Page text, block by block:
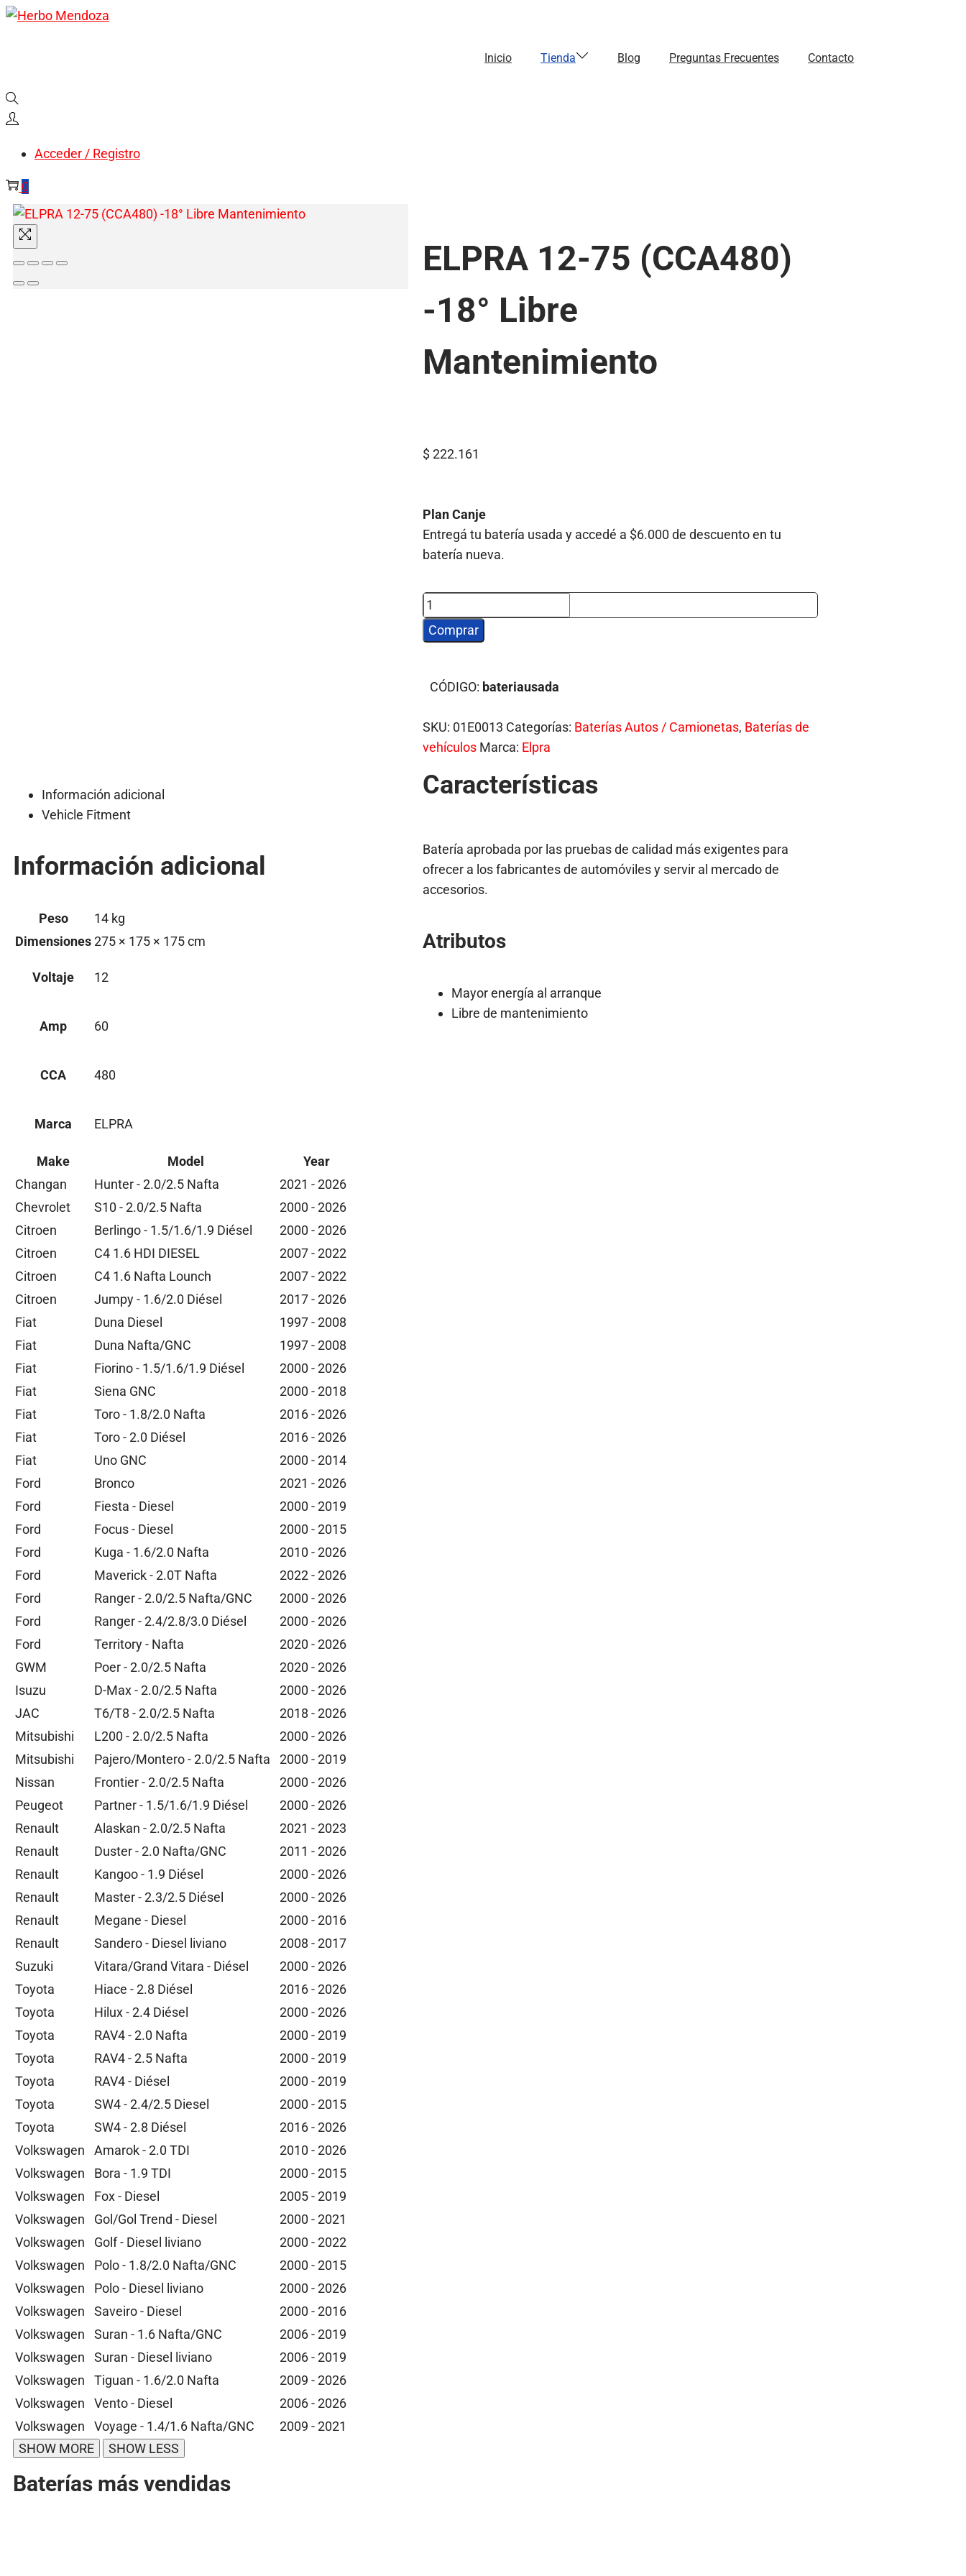
Inicio Tienda Blog Preguntas Frecuentes Contacto
Acceder / Registro
0
ELPRA 12-75 (CCA480)
-18° Libre
Mantenimiento
$222.161
Plan Canje
Entregá tu batería usada y accedé a $6.000 de descuento en tu
batería nueva.
Comprar
CÓDIGO: bateriausada
SKU: 01E0013 Categorías: Baterías Autos / Camionetas, Baterías de
vehículos Marca: Elpra
Información adicional
Vehicle Fitment
Información adicional
Peso
14 kg
Dimensiones275 × 175 × 175 cm
Voltaje 12
Amp 60
CCA 480
Marca ELPRA
Make Model
Year
Changan
Hunter - 2.0/2.5 Nafta
2021 - 2026
Chevrolet
S10 - 2.0/2.5 Nafta
2000 - 2026
Citroen
Berlingo - 1.5/1.6/1.9 Diésel
2000 - 2026
Citroen
C4 1.6 HDI DIESEL
2007 - 2022
Citroen
C4 1.6 Nafta Lounch
2007 - 2022
Citroen
Jumpy - 1.6/2.0 Diésel
2017 - 2026
Fiat
Duna Diesel
1997 - 2008
Fiat
Duna Nafta/GNC
1997 - 2008
Fiat
Fiorino - 1.5/1.6/1.9 Diésel
2000 - 2026
Fiat
Siena GNC
2000 - 2018
Fiat
Toro - 1.8/2.0 Nafta
2016 - 2026
Fiat
Toro - 2.0 Diésel
2016 - 2026
Fiat
Uno GNC
2000 - 2014
Ford
Bronco
2021 - 2026
Ford
Fiesta - Diesel
2000 - 2019
Ford
Focus - Diesel
2000 - 2015
Ford
Kuga - 1.6/2.0 Nafta
2010 - 2026
Ford
Maverick - 2.0T Nafta
2022 - 2026
Ford
Ranger - 2.0/2.5 Nafta/GNC
2000 - 2026
Ford
Ranger - 2.4/2.8/3.0 Diésel
2000 - 2026
Ford
Territory - Nafta
2020 - 2026
GWM
Poer - 2.0/2.5 Nafta
2020 - 2026
Isuzu
D-Max - 2.0/2.5 Nafta
2000 - 2026
JAC
T6/T8 - 2.0/2.5 Nafta
2018 - 2026
Mitsubishi
L200 - 2.0/2.5 Nafta
2000 - 2026
Mitsubishi
Pajero/Montero - 2.0/2.5 Nafta
2000 - 2019
Nissan
Frontier - 2.0/2.5 Nafta
2000 - 2026
Peugeot
Partner - 1.5/1.6/1.9 Diésel
2000 - 2026
Renault
Alaskan - 2.0/2.5 Nafta
2021 - 2023
Renault
Duster - 2.0 Nafta/GNC
2011 - 2026
Renault
Kangoo - 1.9 Diésel
2000 - 2026
Renault
Master - 2.3/2.5 Diésel
2000 - 2026
Renault
Megane - Diesel
2000 - 2016
Renault
Sandero - Diesel liviano
2008 - 2017
Suzuki
Vitara/Grand Vitara - Diésel
2000 - 2026
Toyota
Hiace - 2.8 Diésel
2016 - 2026
Toyota
Hilux - 2.4 Diésel
2000 - 2026
Toyota
RAV4 - 2.0 Nafta
2000 - 2019
Toyota
RAV4 - 2.5 Nafta
2000 - 2019
Toyota
RAV4 - Diésel
2000 - 2019
Toyota
SW4 - 2.4/2.5 Diesel
2000 - 2015
Toyota
SW4 - 2.8 Diésel
2016 - 2026
Volkswagen
Amarok - 2.0 TDI
2010 - 2026
Volkswagen
Bora - 1.9 TDI
2000 - 2015
Volkswagen
Fox - Diesel
2005 - 2019
Volkswagen
Gol/Gol Trend - Diesel
2000 - 2021
Volkswagen
Golf - Diesel liviano
2000 - 2022
Volkswagen
Polo - 1.8/2.0 Nafta/GNC
2000 - 2015
Volkswagen
Polo - Diesel liviano
2000 - 2026
Volkswagen
Saveiro - Diesel
2000 - 2016
Volkswagen
Suran - 1.6 Nafta/GNC
2006 - 2019
Volkswagen
Suran - Diesel liviano
2006 - 2019
Volkswagen
Tiguan - 1.6/2.0 Nafta
2009 - 2026
Volkswagen
Vento - Diesel
2006 - 2026
Volkswagen
Voyage - 1.4/1.6 Nafta/GNC 2009 - 2021
Características
Batería aprobada por las pruebas de calidad más exigentes para
ofrecer a los fabricantes de automóviles y servir al mercado de
accesorios.
Atributos
Mayor energía al arranque
Libre de mantenimiento
Baterías más vendidas